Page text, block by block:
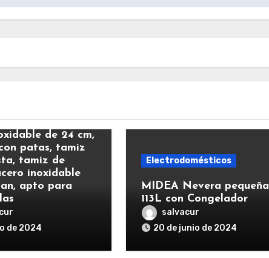
– Tamiz de
de 24 cm,
patas, tamiz
tamiz de
inoxidable
apto para
de 2024
Electrodomésticos
MIDEA Nevera pequeña
113L con Congelador
salvacur
20 de junio de 2024